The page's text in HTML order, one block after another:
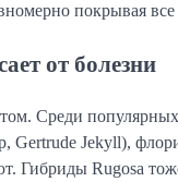
покрывая
от болезни
Среди
Gertrude Jekyll),
Гибриды Rugosa